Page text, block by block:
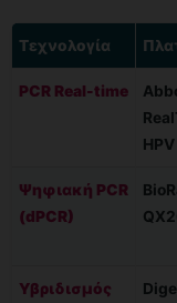
Τεχνολογία
PCR Real-time
HPV
Ψηφιακή PCR
(dPCR)
Υβριδισμός